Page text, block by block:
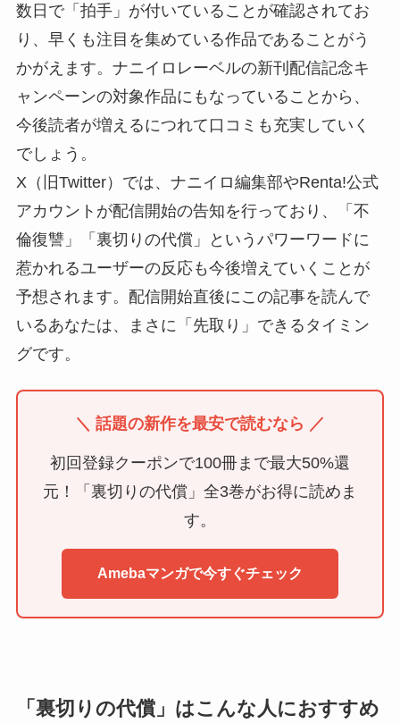
数日で「拍手」が付いていることが確認されてお
り、早くも注目を集めている作品であることがう
かがえます。ナニイロレーベルの新刊配信記念キ
ャンペーンの対象作品にもなっていることから、
今後読者が増えるにつれて口コミも充実していく
でしょう。
X（旧Twitter）では、ナニイロ編集部やRenta!公式
アカウントが配信開始の告知を行っており、「不
倫復讐」「裏切りの代償」というパワーワードに
惹かれるユーザーの反応も今後増えていくことが
予想されます。配信開始直後にこの記事を読んで
いるあなたは、まさに「先取り」できるタイミン
グです。
＼ 話題の新作を最安で読むなら ／
初回登録クーポンで100冊まで最大50%還
元！「裏切りの代償」全3巻がお得に読めま
す。
Amebaマンガで今すぐチェック
「裏切りの代償」はこんな人におすすめ